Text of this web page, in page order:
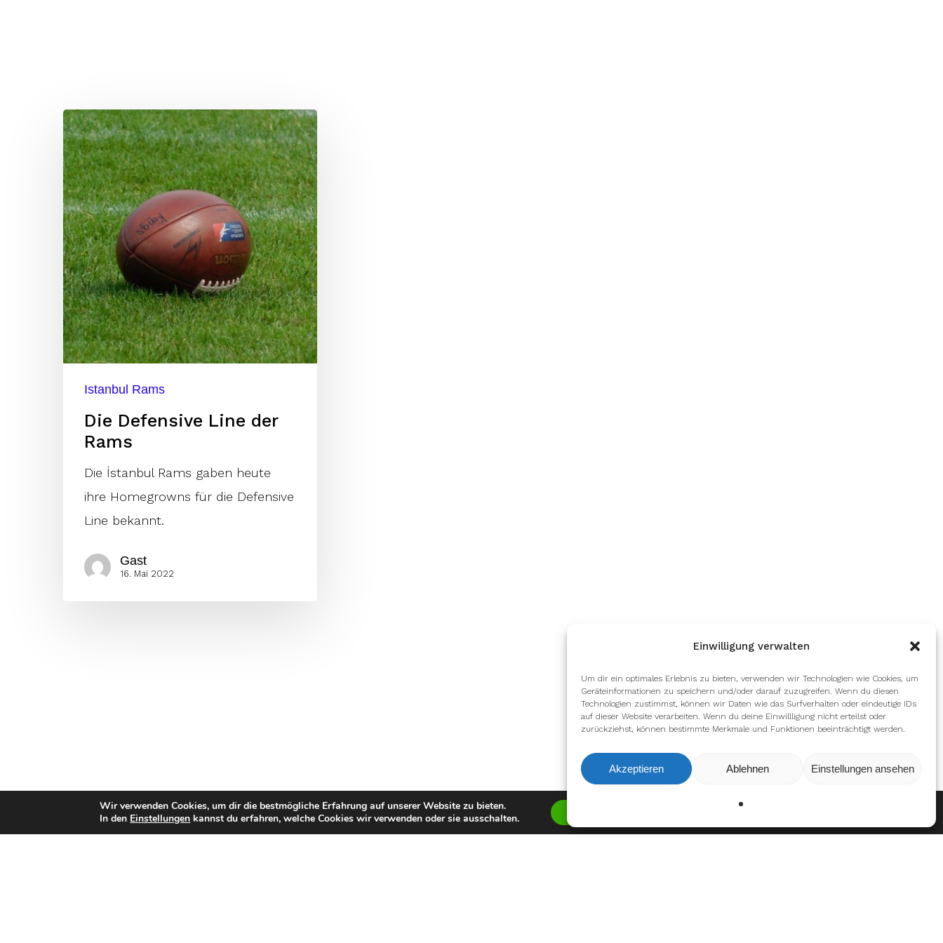
Einwilligung verwalten
Um dir ein optimales Erlebnis zu bieten, verwenden wir Technologien wie Cookies, um
Geräteinformationen zu speichern und/oder darauf zuzugreifen. Wenn du diesen
Technologien zustimmst, können wir Daten wie das Surfverhalten oder eindeutige IDs
auf dieser Website verarbeiten. Wenn du deine Einwillligung nicht erteilst oder
zurückziehst, können bestimmte Merkmale und Funktionen beeinträchtigt werden.
Akzeptieren Ablehnen Einstellungen ansehen
Die
Defensive
Line
der
Rams
Istanbul Rams
Die Defensive Line der
Rams
Die İstanbul Rams gaben heute
ihre Homegrowns für die Defensive
Line bekannt.
Gast
16. Mai 2022
Wir verwenden Cookies, um dir die bestmögliche Erfahrung auf unserer Website zu bieten.
In den Einstellungen kannst du erfahren, welche Cookies wir verwenden oder sie ausschalten.